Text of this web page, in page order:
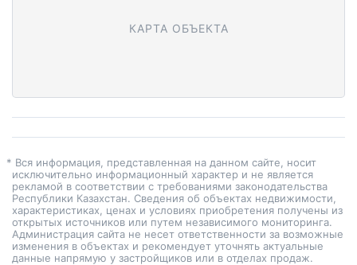
КАРТА ОБЪЕКТА
* Вся информация, представленная на данном сайте, носит
исключительно информационный характер и не является
рекламой в соответствии с требованиями законодательства
Республики Казахстан. Сведения об объектах недвижимости,
характеристиках, ценах и условиях приобретения получены из
открытых источников или путем независимого мониторинга.
Администрация сайта не несет ответственности за возможные
изменения в объектах и рекомендует уточнять актуальные
данные напрямую у застройщиков или в отделах продаж.